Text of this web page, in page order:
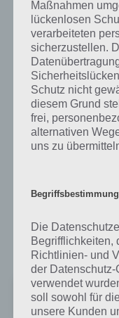
Wer einen neuen
herum. So gibt es einen
mehr. Zudem kann im
kann man sich einen
auch Rekorde über
nur ohne diese Hilfen,
immer wieder zu
Dots für
Smartphones und
über 10000
Sterne.
Dots:
Preis:
Maßnahmen
lückenlosen
verarbeiteten
sicherzustellen.
Schutz nicht
diesem Grund
frei,
alternativen
uns zu
Die
Begrifflichkeiten,
Richtlinien- und
der
verwendet
soll sowohl für
unsere Kunden